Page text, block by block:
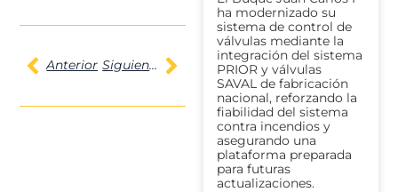
Anterior Siguiente
ha modernizado su
sistema de control de
válvulas mediante la
integración del sistema
PRIOR y válvulas
SAVAL de fabricación
nacional, reforzando la
fiabilidad del sistema
contra incendios y
asegurando una
plataforma preparada
para futuras
actualizaciones.